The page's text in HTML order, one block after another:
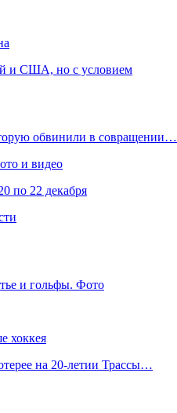
и США, но с условием
обвинили в совращении…
и видео
по 22 декабря
и гольфы. Фото
хоккея
на 20-летии Трассы…